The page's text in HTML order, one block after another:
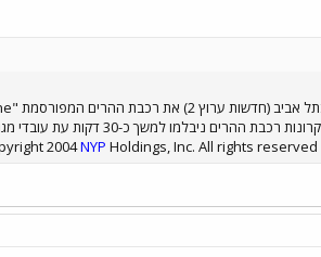
אישה אשר התעופפה ברוח והסתבכה בגלגלי רכבת
NYP Holdings, Inc. All rights reserved